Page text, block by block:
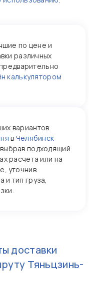
по цене и
различных
калькулятором
вариантов
в Челябинск
подходящий
расчета или на
уточнив
тип груза,
доставки
Тяньцзинь-